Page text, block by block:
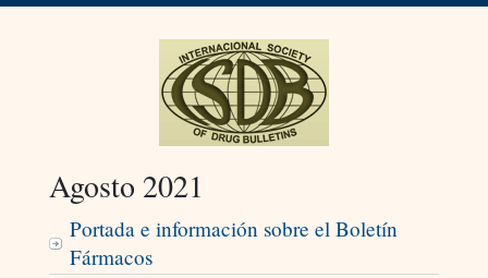
Agosto 2021
Portada e información sobre el Boletín
Fármacos